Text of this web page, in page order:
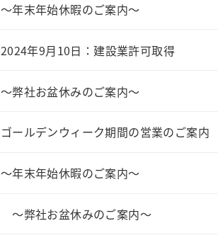
～年末年始休暇のご案内～
2024年9月10日：建設業許可取得
～弊社お盆休みのご案内～
ゴールデンウィーク期間の営業のご案内
～年末年始休暇のご案内～
～弊社お盆休みのご案内～